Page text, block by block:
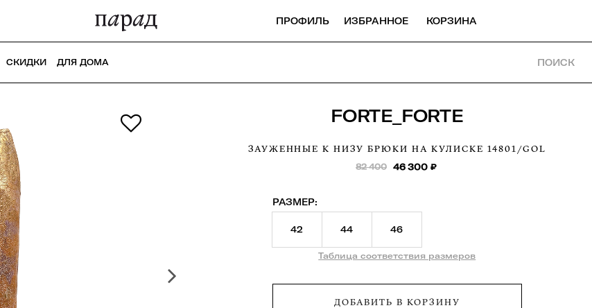
ПРОФИЛЬ ИЗБРАННОЕ КОРЗИНА
СКИДКИ ДЛЯ ДОМА ПОИСК
FORTE_FORTE
ЗАУЖЕННЫЕ К НИЗУ БРЮКИ НА КУЛИСКЕ 14801/GOL
82 400 46 300₽
РАЗМЕР:
42 44 46
Таблица соответствия размеров
ДОБАВИТЬ В КОРЗИНУ